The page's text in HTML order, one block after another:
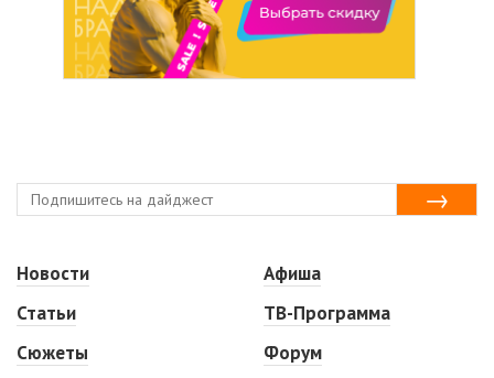
Новости
Статьи
Сюжеты
Афиша
ТВ-Программа
Форум